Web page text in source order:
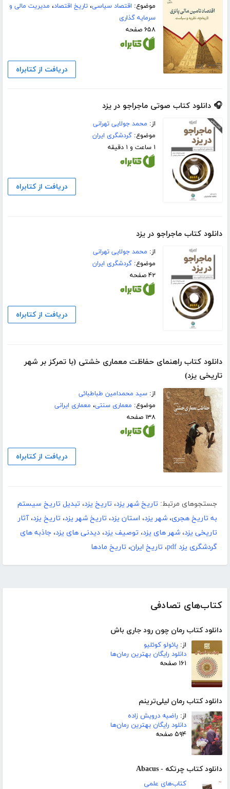
کتاب‌های تصادفی
دانلود کتاب رمان چون رود جاری باش
از: پائولو کوئلیو
دانلود رایگان بهترین رمان‌ها
۱۶۱ صفحه
دانلود کتاب رمان لیلی‌ترینم
از: راضیه درویش زاده
دانلود رایگان بهترین رمان‌ها
۵۹۴ صفحه
دانلود کتاب چرتکه - Abacus
کتاب‌های علمی
موضوع: اقتصاد سیاسی،تاریخ اقتصاد، مدیریت مالی و
سرمایه گذاری
۶۵۸ صفحه
دریافت از کتابراه
🎧 دانلود کتاب صوتی ماجراجو در یزد
از: محمد جولایی تهرانی
موضوع:گردشگری ایران
۱ ساعت و ۱ دقیقه
دریافت از کتابراه
دانلود کتاب ماجراجو در یزد
از: محمد جولایی تهرانی
موضوع:گردشگری ایران
۴۲ صفحه
دریافت از کتابراه
دانلود کتاب راهنمای حفاظت معماری خشتی (با تمرکز بر شهر
تاریخی یزد)
از:سید محمدامین طباطبائی
موضوع: معماری سنتی، معماری ایرانی
۱۳۸ صفحه
دریافت از کتابراه
جستجوهای مرتبط: تاریخ شهر یزد، تاریخ یزد، تبدیل تاریخ سیستم
به تاریخ هجری، شهر یزد، استان یزد، تاریخ شهر یزد، تاریخ یزد،آثار
تاریخی یزد، شهر های یزد، توصیف یزد، دیدنی های یزد، جاذبه های
گردشگری یزد pdf
، تاریخ ایران، تاریخ مادها